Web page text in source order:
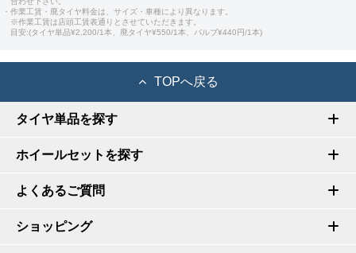
・作業工賃・廃タイヤ料金は、サイズ・車種により異なります。
※作業工賃は店頭工賃表通りとさせていただきます。
目安:(タイヤ単品¥2,200/1本、廃タイヤ¥550/1本、バルブ¥440円/1本)
TOPへ戻る
タイヤ単品を探す
ホイールセットを探す
よくあるご質問
ショッピング